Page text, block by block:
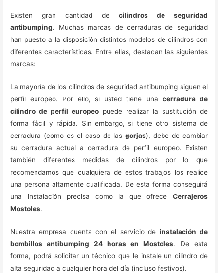
Existen gran cantidad de cilindros de seguridad
antibumping. Muchas marcas de cerraduras de seguridad
han puesto a la disposición distintos modelos de cilindros con
diferentes características. Entre ellas, destacan las siguientes
marcas:
La mayoría de los cilindros de seguridad antibumping siguen el
perfil europeo. Por ello, si usted tiene una cerradura de
cilindro de perfil europeo puede realizar la sustitución de
forma fácil y rápida. Sin embargo, si tiene otro sistema de
cerradura (como es el caso de lasgorjas), debe de cambiar
su cerradura actual a cerradura de perfil europeo. Existen
también diferentes medidas de cilindros por lo que
recomendamos que cualquiera de estos trabajos los realice
una persona altamente cualificada. De esta forma conseguirá
una instalación precisa como la que ofrece Cerrajeros
Mostoles.
Nuestra empresa cuenta con el servicio deinstalación de
bombillos antibumping 24 horas en Mostoles. De esta
forma, podrá solicitar un técnico que le instale un cilindro de
alta seguridad a cualquier hora del día (incluso festivos).